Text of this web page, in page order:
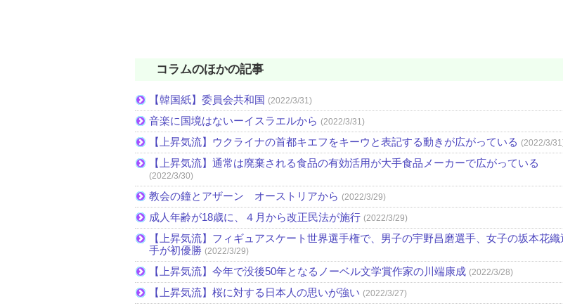
コラムのほかの記事
【韓国紙】委員会共和国 (2022/3/31)
音楽に国境はないーイスラエルから (2022/3/31)
【上昇気流】ウクライナの首都キエフをキーウと表記する動きが広がっている (2022/3/
【上昇気流】通常は廃棄される食品の有効活用が大手食品メーカーで広がっている
(2022/3/30)
教会の鐘とアザーン オーストリアから (2022/3/29)
成人年齢が18歳に、４月から改正民法が施行 (2022/3/29)
【上昇気流】フィギュアスケート世界選手権で、男子の宇野昌磨選手、女子の坂本花織
手が初優勝 (2022/3/29)
【上昇気流】今年で没後50年となるノーベル文学賞作家の川端康成 (2022/3/28)
【上昇気流】桜に対する日本人の思いが強い (2022/3/27)